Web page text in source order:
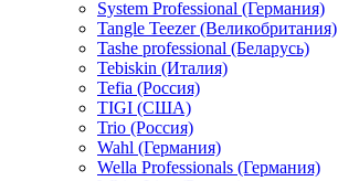
System Professional (Германия)
Tangle Teezer (Великобритания)
Tashe professional (Беларусь)
Tebiskin (Италия)
Tefia (Россия)
TIGI (США)
Trio (Россия)
Wahl (Германия)
Wella Professionals (Германия)